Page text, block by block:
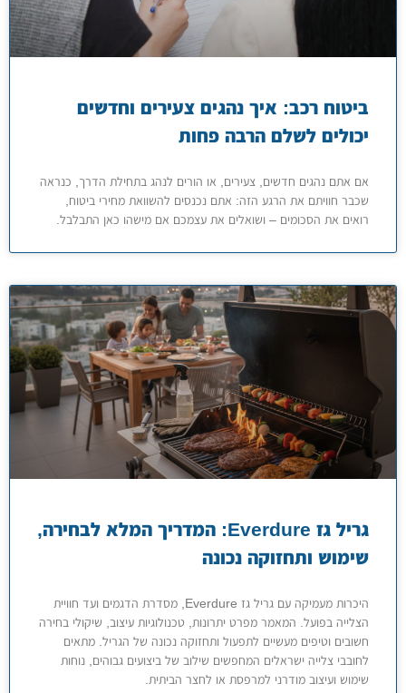
ביטוח רכב: איך נהגים צעירים וחדשים
יכולים לשלם הרבה פחות
אם אתם נהגים חדשים, צעירים, או הורים לנהג בתחילת הדרך, כנראה
שכבר חוויתם את הרגע הזה: אתם נכנסים להשוואת מחירי ביטוח,
רואים את הסכומים – ושואלים את עצמכם אם מישהו כאן התבלבל.
גריל גז Everdure: המדריך המלא לבחירה,
שימוש ותחזוקה נכונה
היכרות מעמיקה עם גריל גז Everdure, מסדרת הדגמים ועד חוויית
הצלייה בפועל. המאמר מפרט יתרונות, טכנולוגיות עיצוב, שיקולי בחירה
חשובים וטיפים מעשיים לתפעול ותחזוקה נכונה של הגריל. מתאים
לחובבי צלייה ישראלים המחפשים שילוב של ביצועים גבוהים, נוחות
שימוש ועיצוב מודרני למרפסת או לחצר הביתית.